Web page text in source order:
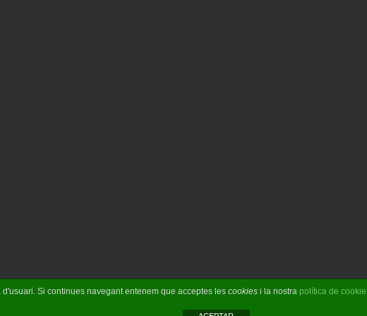
Si continues navegant entenem que acceptes les cookies i la nostra política de